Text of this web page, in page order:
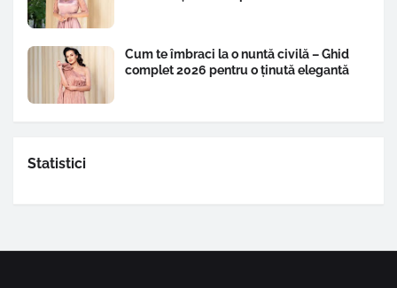
Cum te îmbraci la o nuntă civilă – Ghid
complet 2026 pentru o ținută elegantă
Statistici